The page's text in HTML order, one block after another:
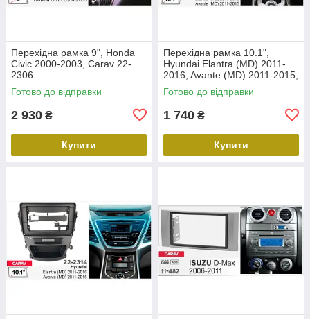
Перехідна рамка 9", Honda
Civic 2000-2003, Carav 22-
2306
Готово до відправки
2 930 ₴
Купити
Перехідна рамка 10.1",
Hyundai Elantra (MD) 2011-
2016, Avante (MD) 2011-2015,
Carav 22-2312
Готово до відправки
1 740 ₴
Купити